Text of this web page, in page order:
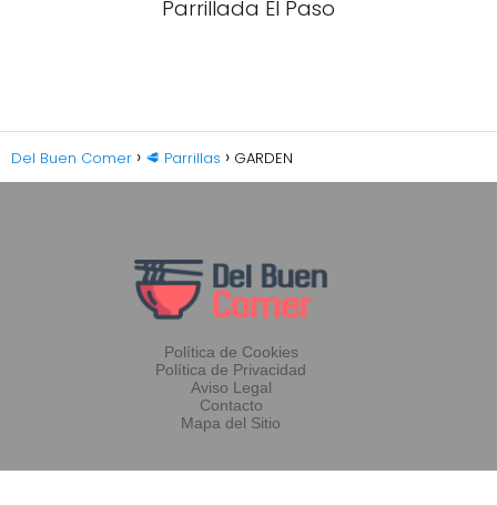
Parrillada El Paso
Del Buen Comer 🥩 Parrillas GARDEN
Política de Cookies
Política de Privacidad
Aviso Legal
Contacto
Mapa del Sitio